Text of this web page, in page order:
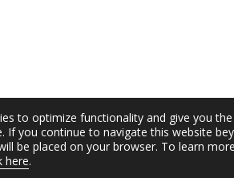
to optimize functionality and give you
If you continue to navigate this website
be placed on your browser. To learn
here.